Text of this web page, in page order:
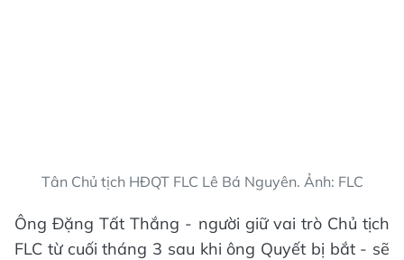
Tân Chủ tịch HĐQT FLC Lê Bá Nguyên. Ảnh: FLC
Ông Đặng Tất Thắng - người giữ vai trò Chủ tịch
FLC từ cuối tháng 3 sau khi ông Quyết bị bắt - sẽ